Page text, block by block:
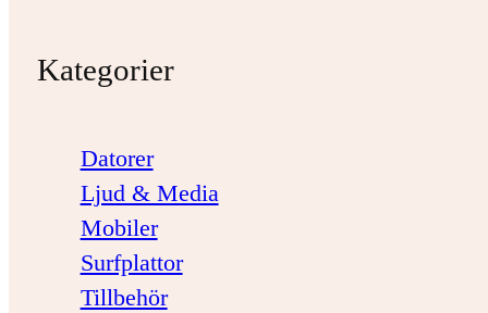
Kategorier
Datorer
Ljud & Media
Mobiler
Surfplattor
Tillbehör